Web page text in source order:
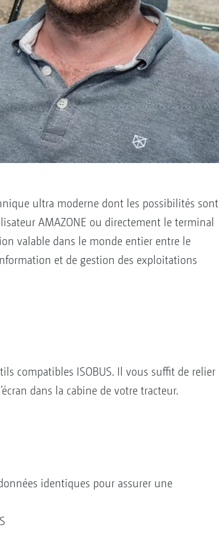
ultra moderne dont les possibilités sont
AMAZONE ou directement le terminal
valable dans le monde entier entre le
et de gestion des exploitations
compatibles ISOBUS. Il vous suffit de relier
dans la cabine de votre tracteur.
identiques pour assurer une